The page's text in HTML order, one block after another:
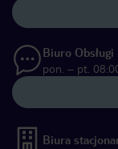
Biuro
pon. – pt.
Biura